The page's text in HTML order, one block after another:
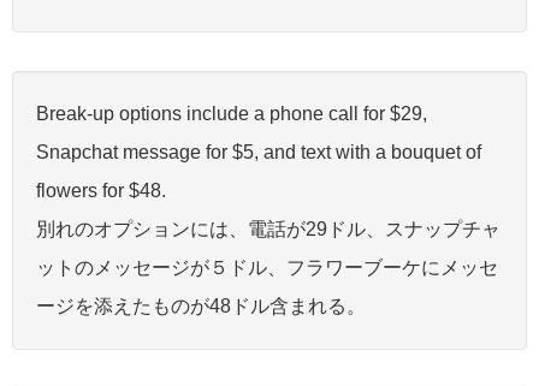
Break-up options include a phone call for $29,
Snapchat message for $5, and text with a bouquet of
flowers for $48.
別れのオプションには、電話が29ドル、スナップチャ
ットのメッセージが５ドル、フラワーブーケにメッセ
ージを添えたものが48ドル含まれる。